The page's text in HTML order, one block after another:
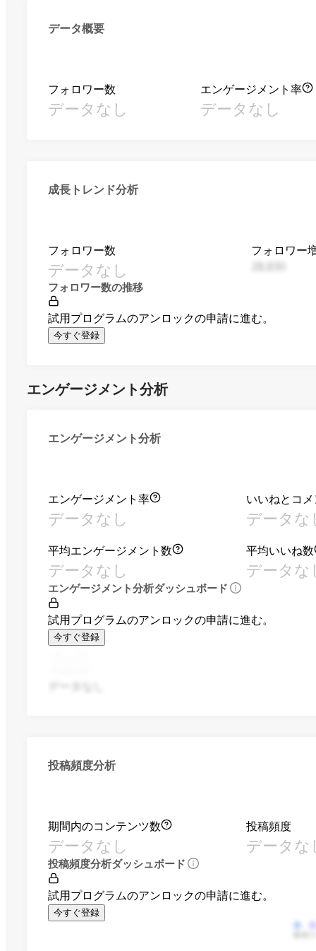
データ概要
フォロワー数
データなし
エンゲージメント率
データなし
成長トレンド分析
フォロワー数
データなし
フォロワー
フォロワー数の推移
試用プログラムのアンロックの申請に進む。
今すぐ登録
エンゲージメント分析
エンゲージメント分析
エンゲージメント率
データなし
いいねとコ
データな
平均エンゲージメント数
データなし
平均いいね数
データな
エンゲージメント分析ダッシュボード
試用プログラムのアンロックの申請に進む。
今すぐ登録
投稿頻度分析
期間内のコンテンツ数
データなし
投稿頻度
データな
投稿頻度分析ダッシュボード
試用プログラムのアンロックの申請に進む。
今すぐ登録